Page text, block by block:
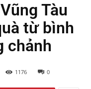
Tàu
từ bình
chảnh
1176 0